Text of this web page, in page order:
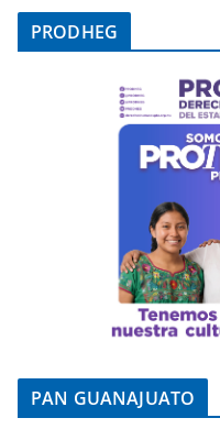
PRODHEG
PAN GUANAJUATO